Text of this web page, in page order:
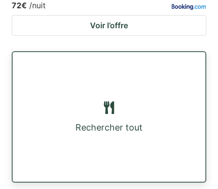
72€ /nuit
Voir l’offre
Rechercher tout